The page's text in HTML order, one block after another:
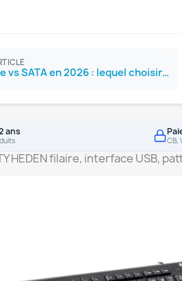
SSD NVMe vs SATA en 2026 : lequel choisir ?
ans
CB,
HEDEN filaire, interface USB,